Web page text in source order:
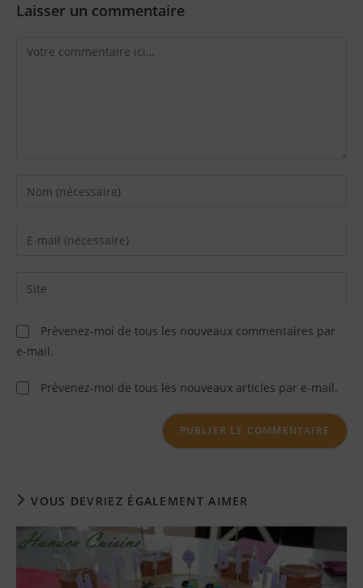
Laisser un commentaire
Prévenez-moi de tous les nouveaux commentaires par
e-mail.
Prévenez-moi de tous les nouveaux articles par e-mail.
VOUS DEVRIEZ ÉGALEMENT AIMER